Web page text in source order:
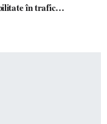
Polițiștii sătmăreni fac apel la responsabilitate în trafic…